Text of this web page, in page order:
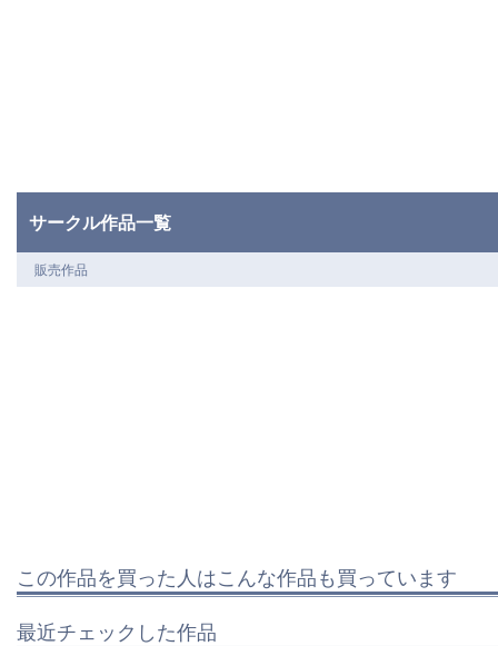
サークル作品一覧
販売作品
この作品を買った人はこんな作品も買っています
最近チェックした作品